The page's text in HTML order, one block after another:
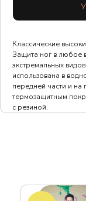
Классические
Защита ног в любое
экстремальных
использована в
передней части и
термозащитным
с резиной.